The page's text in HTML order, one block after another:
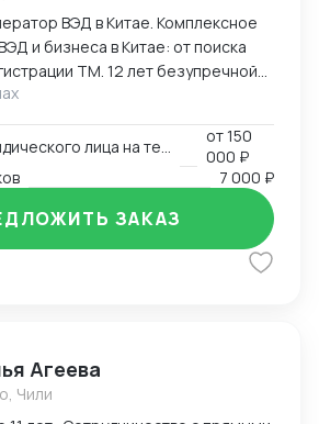
ВЭД в Китае. Комплексное
и бизнеса в Китае: от поиска
ТМ. 12 лет безупречной
китайского рынка и
* Профильные поставки:
автозапчасти,
оборудование. Знаем
и таможенной очистки
цепочек поставок любой
КНР. * Защита
собственности (регистрация
MICE-услуги: Организация
от150
000 ₽
7 000 ₽
ЗАКАЗ
Агеева
Чили